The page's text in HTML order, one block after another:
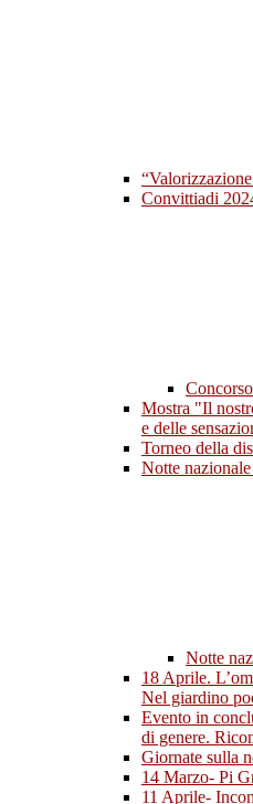
Convittiadi
Mostra "Il
e delle
Torneo della
Notte
Notte
18 Aprile.
Nel giardino
Evento in
di genere.
Giornate sulla
14 Marzo- Pi
11 Aprile-